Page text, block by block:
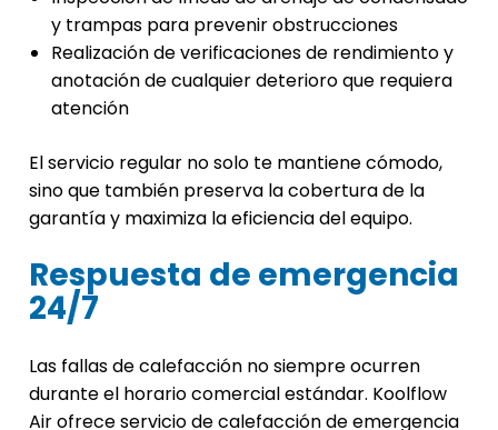
y trampas para prevenir obstrucciones
Realización de verificaciones de rendimiento y
anotación de cualquier deterioro que requiera
atención
El servicio regular no solo te mantiene cómodo,
sino que también preserva la cobertura de la
garantía y maximiza la eficiencia del equipo.
Respuesta de emergencia
24/7
Las fallas de calefacción no siempre ocurren
durante el horario comercial estándar. Koolflow
Air ofrece servicio de calefacción de emergencia